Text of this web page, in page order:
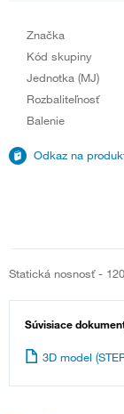
Značka
Kód skupiny
Jednotka (MJ)
Rozbaliteľnosť
Balenie
Odkaz na
Statická nosnosť -
Súvisiace
3D model